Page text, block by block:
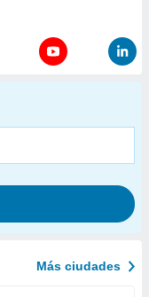
Más ciudades